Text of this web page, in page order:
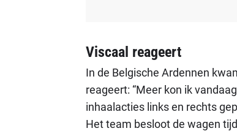
Viscaal reageert
In de Belgische Ardennen
reageert: “Meer kon ik
inhaalacties links en rechts
Het team besloot de wagen